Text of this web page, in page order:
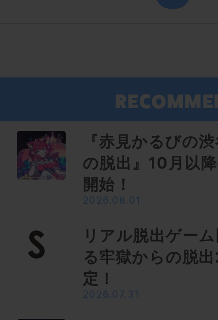
『赤見かるびの
の脱出』10月以
開始！
2026.08.01
リアル脱出ゲー
る牢獄からの脱
定！
2026.07.31